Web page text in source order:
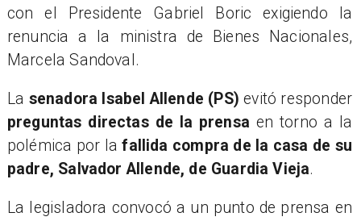
con el Presidente Gabriel Boric exigiendo la
renuncia a la ministra de Bienes Nacionales,
Marcela Sandoval.
La senadora Isabel Allende (PS) evitó responder
preguntas directas de la prensa en torno a la
polémica por la fallida compra de la casa de su
padre, Salvador Allende, de Guardia Vieja.
La legisladora convocó a un punto de prensa en